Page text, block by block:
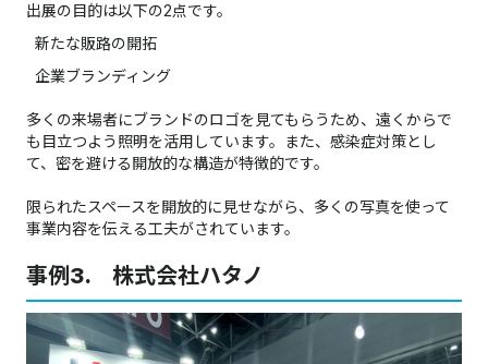
出展の目的は以下の2点です。
新たな販路の開拓
企業ブランディング
多くの来場者にブランドのロゴを見てもらうため、遠くからで
も目立つよう照明を活用しています。また、感染症対策とし
て、密を避ける開放的な構造が特徴的です。
限られたスペースを開放的に見せながら、多くの写真を使って
事業内容を伝える工夫がされています。
事例3. 株式会社ハタノ